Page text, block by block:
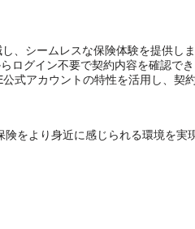
、シームレスな保険体験を提供し
グイン不要で契約内容を確認で
式アカウントの特性を活用し、契
をより身近に感じられる環境を実